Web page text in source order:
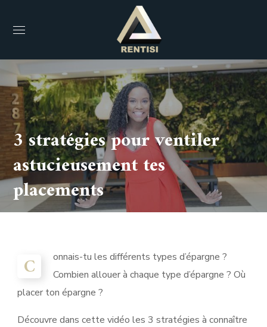
3 stratégies pour ventiler
astucieusement tes
placements
C
onnais-tu les différents types d’épargne ?
Combien allouer à chaque type d’épargne ? Où
placer ton épargne ?
Découvre dans cette vidéo les 3 stratégies à connaître